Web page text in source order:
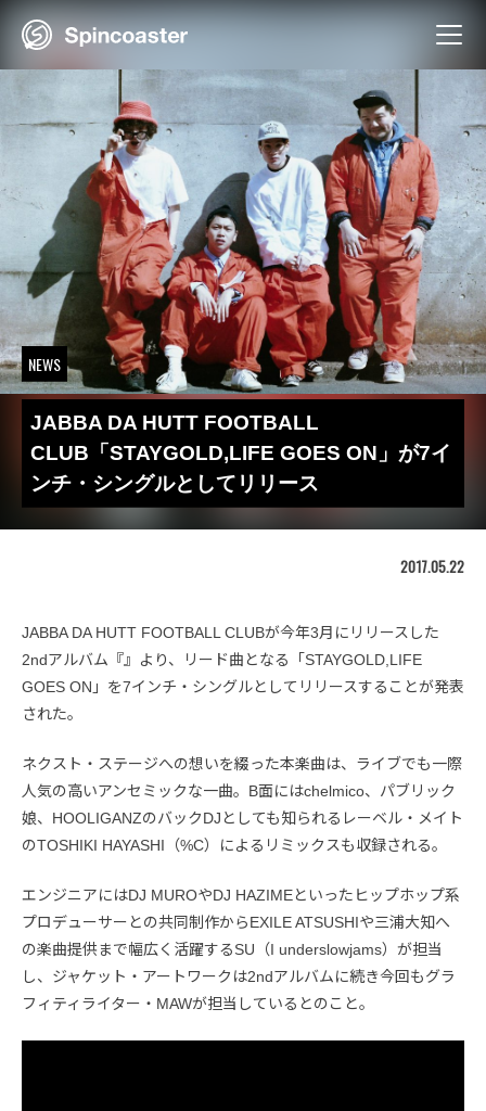
Skip
NEWS
JABBA DA HUTT FOOTBALL
CLUB「STAYGOLD,LIFE GOES ON」が7イ
ンチ・シングルとしてリリース
2017.05.22
JABBA DA HUTT FOOTBALL CLUBが今年3月にリリースした
2ndアルバム『』より、リード曲となる「STAYGOLD,LIFE
GOES ON」を7インチ・シングルとしてリリースすることが発表
された。
ネクスト・ステージへの想いを綴った本楽曲は、ライブでも一際
人気の高いアンセミックな一曲。B面にはchelmico、パブリック
娘、HOOLIGANZのバックDJとしても知られるレーベル・メイト
のTOSHIKI HAYASHI（%C）によるリミックスも収録される。
エンジニアにはDJ MUROやDJ HAZIMEといったヒップホップ系
プロデューサーとの共同制作からEXILE ATSUSHIや三浦大知へ
の楽曲提供まで幅広く活躍するSU（I underslowjams）が担当
し、ジャケット・アートワークは2ndアルバムに続き今回もグラ
フィティライター・MAWが担当しているとのこと。